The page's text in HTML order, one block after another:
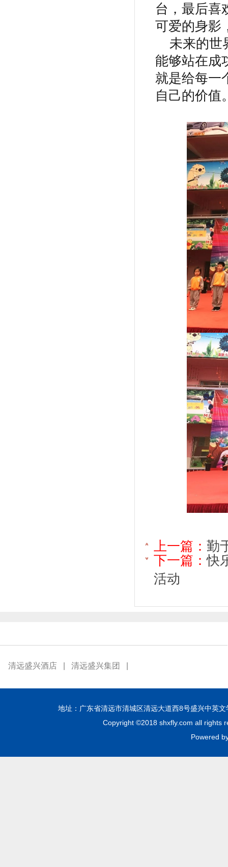
台，最后喜
可爱的身影
未来的世
能够站在成
就是给每一
自己的价值
上一篇： 勤
下一篇：快
活动
清远盛兴酒店 清远盛兴集团
地址：广东省清远市清城区清远大道西8号盛兴中英
Copyright ©2018 shxfly.com all rights
Powered